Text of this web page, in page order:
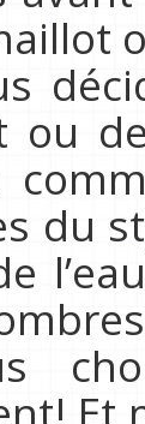
ou
du
Et